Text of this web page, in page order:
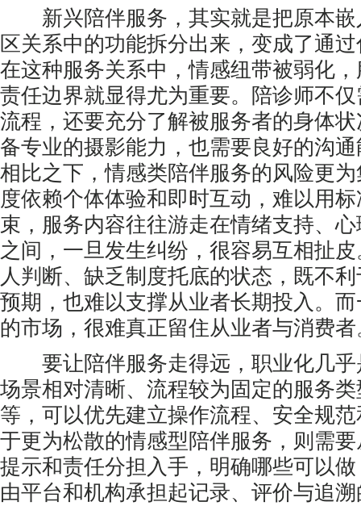
新兴陪伴服务，其实就是把原本嵌
区关系中的功能拆分出来，变成了通
在这种服务关系中，情感纽带被弱化
责任边界就显得尤为重要。陪诊师不
流程，还要充分了解被服务者的身体
备专业的摄影能力，也需要良好的沟
相比之下，情感类陪伴服务的风险更
度依赖个体体验和即时互动，难以用
束，服务内容往往游走在情绪支持、
之间，一旦发生纠纷，很容易互相扯
人判断、缺乏制度托底的状态，既不
预期，也难以支撑从业者长期投入。
的市场，很难真正留住从业者与消费者
要让陪伴服务走得远，职业化几乎
场景相对清晰、流程较为固定的服务
等，可以优先建立操作流程、安全规
于更为松散的情感型陪伴服务，则需
提示和责任分担入手，明确哪些可以
由平台和机构承担起记录、评价与追